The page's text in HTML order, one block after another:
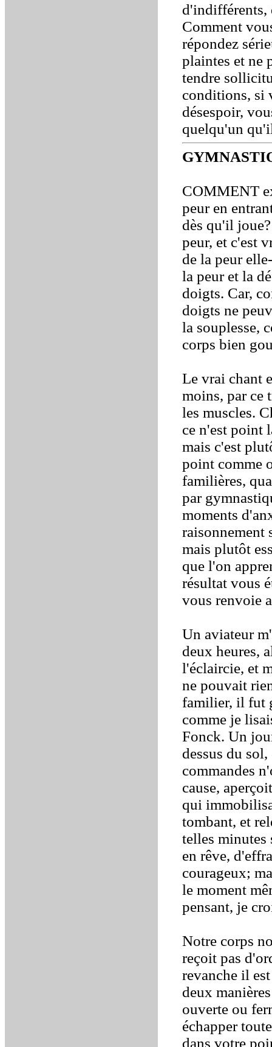
d'indifférents,
Comment
répondez
plaintes et ne
tendre
conditions, si
désespoir,
quelqu'un
COMMENT
peur en
dès qu'il
peur, et c'est
de la peur
la peur et la
doigts. Car,
doigts ne
la souplesse,
corps bien
Le vrai chant
moins, par ce
les muscles.
ce n'est point
mais c'est
point comme
familières,
par
moments
raisonnement
mais plutôt
que l'on
résultat vous
vous renvoie
Un aviateur
deux heures,
l'éclaircie, et
ne pouvait
familier, il fut
comme je
Fonck. Un
dessus du
commandes
cause,
qui
tombant, et
telles minutes
en rêve,
courageux;
le moment
pensant, je
Notre corps
reçoit pas
revanche il
deux
ouverte ou
échapper
dans votre